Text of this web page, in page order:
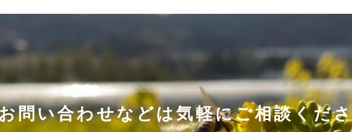
問い合わせなどは気軽にご相談くだ